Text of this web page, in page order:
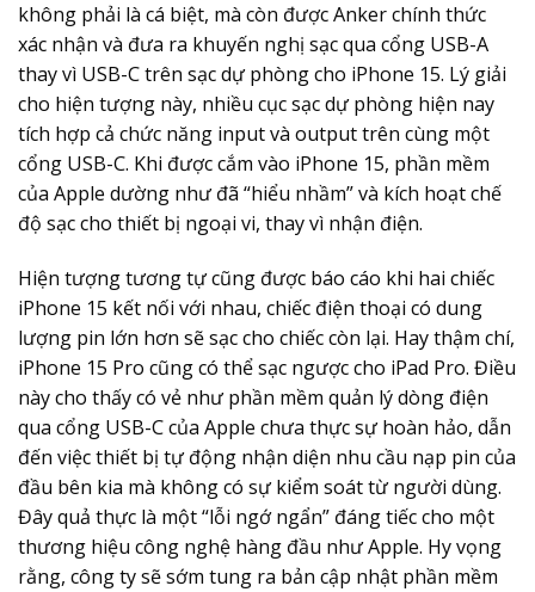
không phải là cá biệt, mà còn được Anker chính thức
xác nhận và đưa ra khuyến nghị sạc qua cổng USB-A
thay vì USB-C trên sạc dự phòng cho iPhone 15. Lý giải
cho hiện tượng này, nhiều cục sạc dự phòng hiện nay
tích hợp cả chức năng input và output trên cùng một
cổng USB-C. Khi được cắm vào iPhone 15, phần mềm
của Apple dường như đã “hiểu nhầm” và kích hoạt chế
độ sạc cho thiết bị ngoại vi, thay vì nhận điện.
Hiện tượng tương tự cũng được báo cáo khi hai chiếc
iPhone 15 kết nối với nhau, chiếc điện thoại có dung
lượng pin lớn hơn sẽ sạc cho chiếc còn lại. Hay thậm chí,
iPhone 15 Pro cũng có thể sạc ngược cho iPad Pro. Điều
này cho thấy có vẻ như phần mềm quản lý dòng điện
qua cổng USB-C của Apple chưa thực sự hoàn hảo, dẫn
đến việc thiết bị tự động nhận diện nhu cầu nạp pin của
đầu bên kia mà không có sự kiểm soát từ người dùng.
Đây quả thực là một “lỗi ngớ ngẩn” đáng tiếc cho một
thương hiệu công nghệ hàng đầu như Apple. Hy vọng
rằng, công ty sẽ sớm tung ra bản cập nhật phần mềm